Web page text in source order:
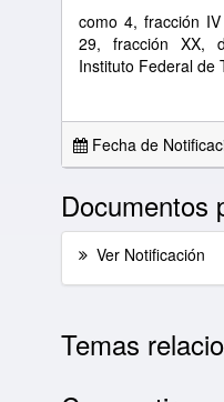
como 4, fracción
29, fracción XX,
Instituto Federal de
Fecha de
Documentos
Ver Notificación
Temas